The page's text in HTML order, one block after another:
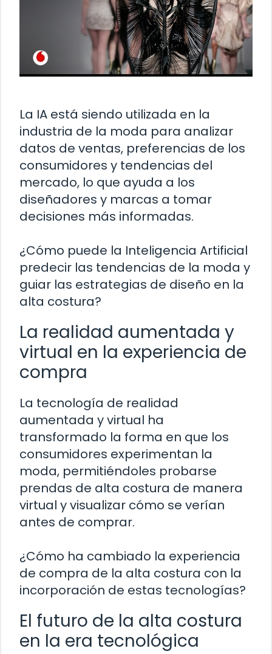
La IA está siendo utilizada en la
industria de la moda para analizar
datos de ventas, preferencias de los
consumidores y tendencias del
mercado, lo que ayuda a los
diseñadores y marcas a tomar
decisiones más informadas.
¿Cómo puede la Inteligencia Artificial
predecir las tendencias de la moda y
guiar las estrategias de diseño en la
alta costura?
La realidad aumentada y
virtual en la experiencia de
compra
La tecnología de realidad
aumentada y virtual ha
transformado la forma en que los
consumidores experimentan la
moda, permitiéndoles probarse
prendas de alta costura de manera
virtual y visualizar cómo se verían
antes de comprar.
¿Cómo ha cambiado la experiencia
de compra de la alta costura con la
incorporación de estas tecnologías?
El futuro de la alta costura
en la era tecnológica